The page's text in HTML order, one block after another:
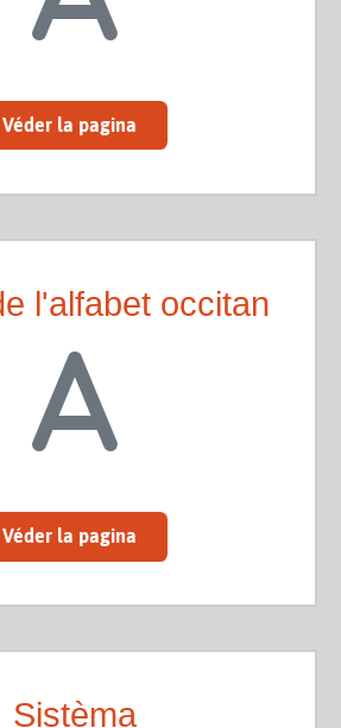
Véder la pagina
l'alfabet occitan
Véder la pagina
Sistèma